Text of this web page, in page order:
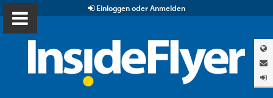
Einloggen oder Anmelden